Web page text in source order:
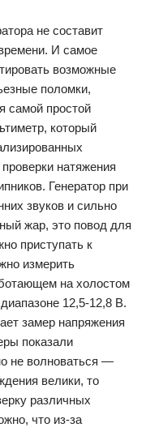
не составит
И самое
возможные
поломки,
самой простой
который
натяжения
Генератор при
звуков и сильно
жар, это повод для
приступать к
измерить
на холостом
12,5-12,8 В.
замер напряжения
показали
не волноваться —
велики, то
различных
что из-за